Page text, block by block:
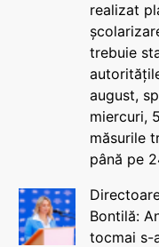
realizat
trebuie
august,
miercuri,
măsurile
până pe
Bontilă:
tocmai s-